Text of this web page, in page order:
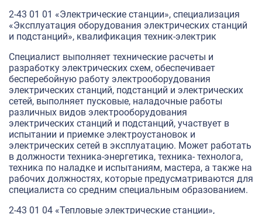
2-43 01 01 «Электрические станции», специализация
«Эксплуатация оборудования электрических станций
и подстанций», квалификация техник-электрик
Специалист выполняет технические расчеты и
разработку электрических схем, обеспечивает
бесперебойную работу электрооборудования
электрических станций, подстанций и электрических
сетей, выполняет пусковые, наладочные работы
различных видов электрооборудования
электрических станций и подстанций, участвует в
испытании и приемке электроустановок и
электрических сетей в эксплуатацию. Может работать
в должности техника-энергетика, техника- технолога,
техника по наладке и испытаниям, мастера, а также на
рабочих должностях, которые предусматриваются для
специалиста со средним специальным образованием.
2-43 01 04 «Тепловые электрические станции»,